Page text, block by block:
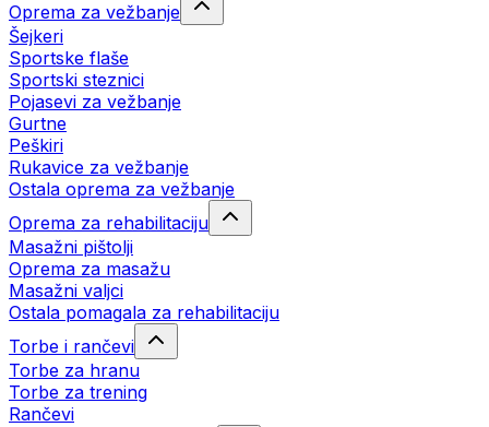
Oprema za vežbanje
Šejkeri
Sportske flaše
Sportski steznici
Pojasevi za vežbanje
Gurtne
Peškiri
Rukavice za vežbanje
Ostala oprema za vežbanje
Oprema za rehabilitaciju
Masažni pištolji
Oprema za masažu
Masažni valjci
Ostala pomagala za rehabilitaciju
Torbe i rančevi
Torbe za hranu
Torbe za trening
Rančevi